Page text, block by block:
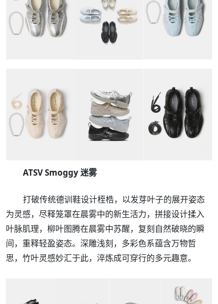
ATSV Smoggy 迷雾
打破传统德训鞋设计桎梏，以发芽叶子的展开姿态
为灵感，尽释笼罩在晨雾中的新生活力，拼接设计揉入
叶脉肌理，柳叶图腾在晨雾中苏醒，复刻自然破晓的瞬
间，重释轻盈姿态。深雕浅刻，多彩色系蕴含万物哲
思，竹叶灵感妙汇于此，淬炼成可穿行的多元趣意。